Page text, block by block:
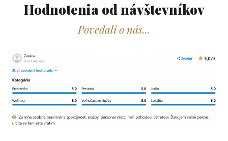
Hodnotenia od návštevníkov​
Povedali o nás...